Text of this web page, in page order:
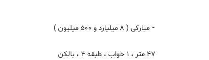
⁃ مبارکی ( 8 میلیارد و 500 میلیون )
47 متر ، 1 خواب ، طبقه 4 ، بالکن